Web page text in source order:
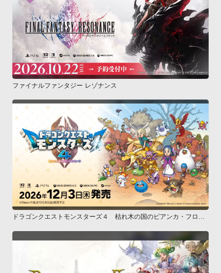
ファイナルファンタジー レゾナンス
ドラゴンクエストモンスターズ４ 枯れ木の国のビアンカ・フロー